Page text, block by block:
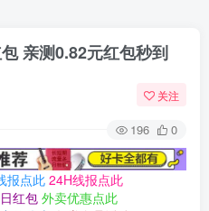
亲测0.82元红包秒到
关注
196 0
报点此 24H线报点此
红包 外卖优惠点此